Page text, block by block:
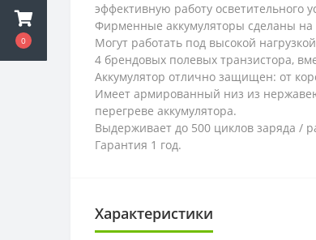
0
эффективную работу осветительного
Фирменные аккумуляторы cделаны на
Могут работать под высокой
4 брендовых полевых транзистора,
Аккумулятор отлично защищен: от
Имеет армированный низ из
перегреве аккумулятора.
Выдерживает до 500 циклов заряда /
Гарантия 1 год.
Характеристики